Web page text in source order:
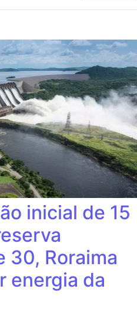
inicial de 15
30, Roraima
energia da